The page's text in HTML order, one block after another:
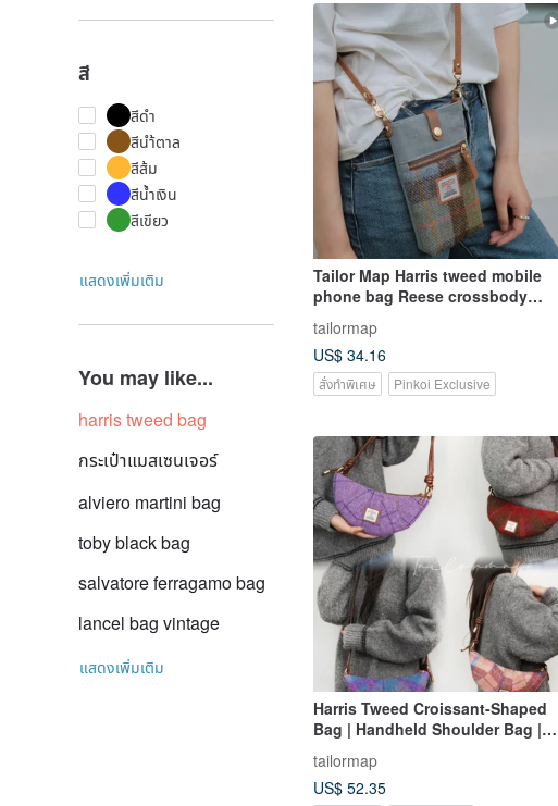
สี
สีดำ
สีนำ้ตาล
สีส้ม
สีน้ำเงิน
สีเขียว
แสดงเพิ่มเติม
You may like...
harris tweed bag
กระเป๋าแมสเซนเจอร์
alviero martini bag
toby black bag
salvatore ferragamo bag
lancel bag vintage
แสดงเพิ่มเติม
Tailor Map Harris tweed mobile
phone bag Reese crossbody
floral canvas carry-on new
shoulder bag
tailormap
US$ 34.16
สั่งทำพิเศษ Pinkoi Exclusive
Harris Tweed Croissant-Shaped
Bag | Handheld Shoulder Bag |
Crossbody Bag | Gift for Her
tailormap
US$ 52.35